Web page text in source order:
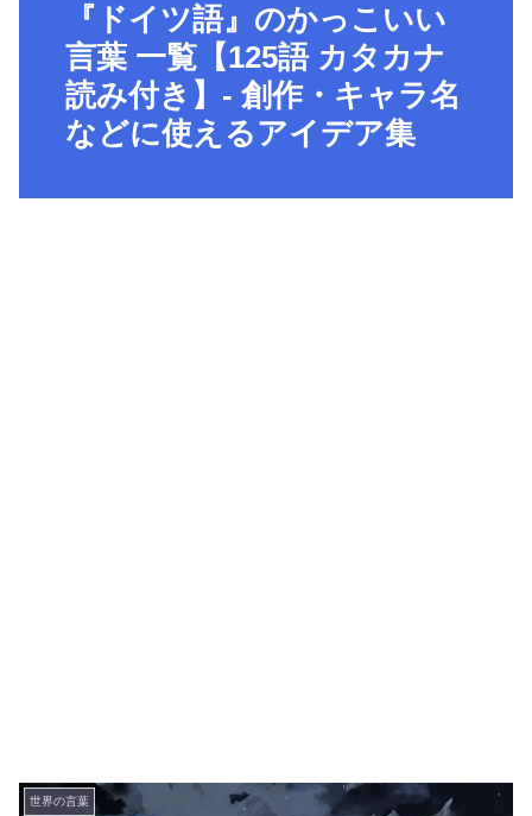
『ドイツ語』のかっこいい
言葉 一覧【125語 カタカナ
読み付き】- 創作・キャラ名
などに使えるアイデア集
世界の言葉